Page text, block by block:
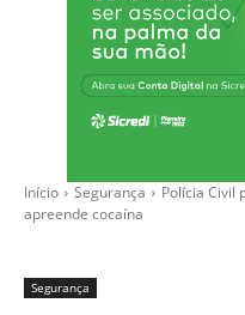
Início Segurança
Polícia Civil
apreende cocaína
Segurança